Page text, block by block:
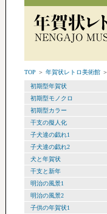
TOP ＞ 年賀状レトロ美術館 ＞
初期型年賀状
初期型モノクロ
初期型カラー
干支の擬人化
子犬達の戯れ1
子犬達の戯れ2
犬と年賀状
干支と新年
明治の風景1
明治の風景2
子供の年賀状1